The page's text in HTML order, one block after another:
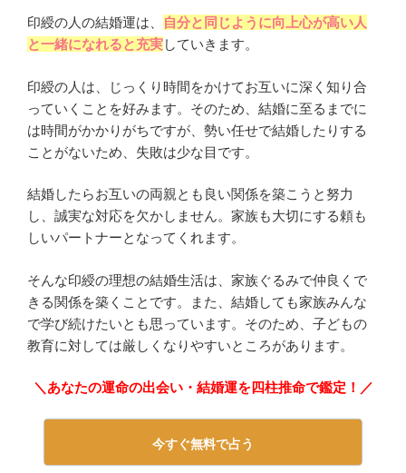
印綬の人の結婚運は、
自分と同じように向上心が高い人
と一緒になれると充実していきます。
印綬の人は、じっくり時間をかけてお互いに深く知り合
っていくことを好みます。そのため、結婚に至るまでに
は時間がかかりがちですが、勢い任せで結婚したりする
ことがないため、失敗は少な目です。
結婚したらお互いの両親とも良い関係を築こうと努力
し、誠実な対応を欠かしません。家族も大切にする頼も
しいパートナーとなってくれます。
そんな印綬の理想の結婚生活は、家族ぐるみで仲良くで
きる関係を築くことです。また、結婚しても家族みんな
で学び続けたいとも思っています。そのため、子どもの
教育に対しては厳しくなりやすいところがあります。
＼あなたの運命の出会い・結婚運を四柱推命で鑑定！／
今すぐ無料で占う